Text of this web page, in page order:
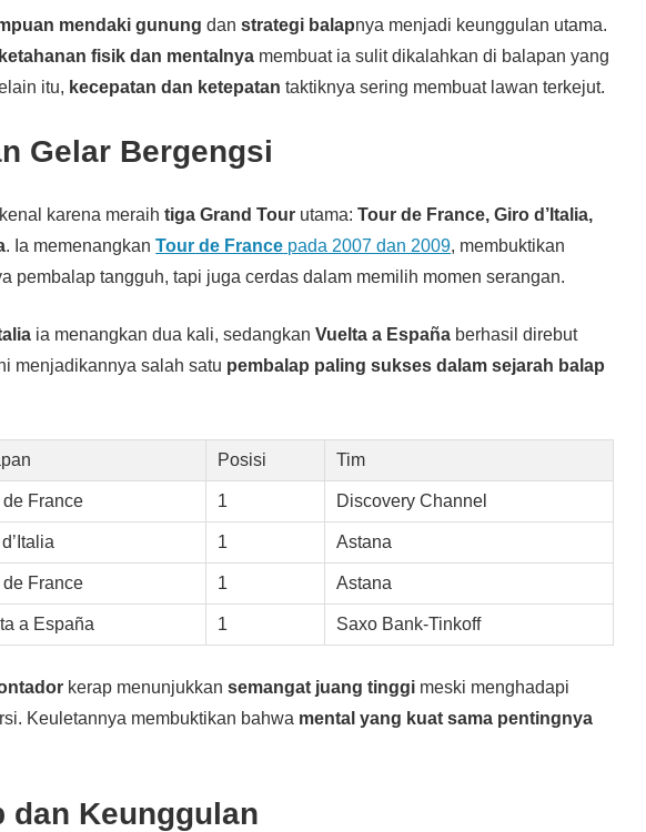
mendaki gunung danstrategi balapnya menjadi keunggulan utama.
ketahanan fisik dan mentalnya membuat ia sulit dikalahkan di balapan yang
itu, kecepatan dan ketepatan taktiknya sering membuat lawan terkejut.
Gelar Bergengsi
karena meraihtiga Grand Tour utama:Tour de France, Giro d’Italia,
. Ia memenangkanTour de France pada 2007 dan 2009, membuktikan
pembalap tangguh, tapi juga cerdas dalam memilih momen serangan.
ia menangkan dua kali, sedangkanVuelta a España berhasil direbut
menjadikannya salah satu pembalap paling sukses dalam sejarah balap
Posisi Tim
de France 1 Discovery Channel
1 Astana
de France 1 Astana
a España 1 Saxo Bank-Tinkoff
kerap menunjukkansemangat juang tinggi meski menghadapi
Keuletannya membuktikan bahwa mental yang kuat sama pentingnya
dan Keunggulan